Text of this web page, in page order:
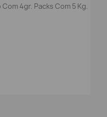
4gr. Packs Com 5 Kg.